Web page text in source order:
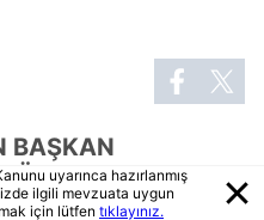
BAŞKAN
uyarınca hazırlanmış
ilgili mevzuata uygun
için lütfen tıklayınız.